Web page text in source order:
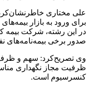
علی مختاری
برای ورود به بازار
در این رشته، شرکت بیمه
صدور برخی
وی تصریح‌کرد: سهم و
ظرفیت مجاز نگهداری
کنسرسیوم است.